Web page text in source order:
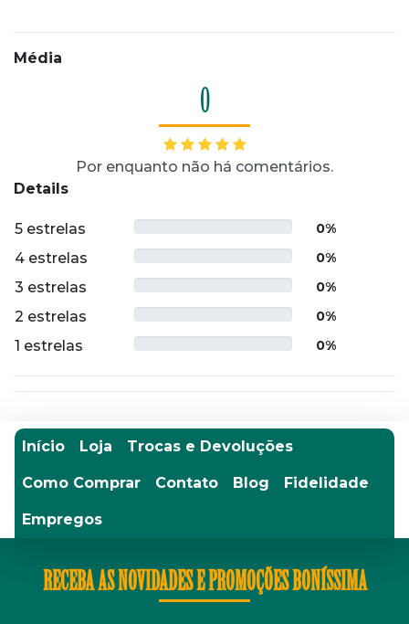
Média
0
Por enquanto não há comentários.
Details
5 estrelas 0%
4 estrelas 0%
3 estrelas 0%
2 estrelas 0%
1 estrelas 0%
Início Loja Trocas e Devoluções
Como Comprar Contato Blog Fidelidade
Empregos
RECEBA AS NOVIDADES E PROMOÇÕES BONÍSSIMA